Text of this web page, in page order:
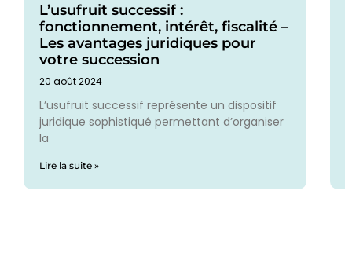
L’usufruit successif :
fonctionnement, intérêt, fiscalité –
Les avantages juridiques pour
votre succession
20 août 2024
L’usufruit successif représente un dispositif
juridique sophistiqué permettant d’organiser
la
Lire la suite »